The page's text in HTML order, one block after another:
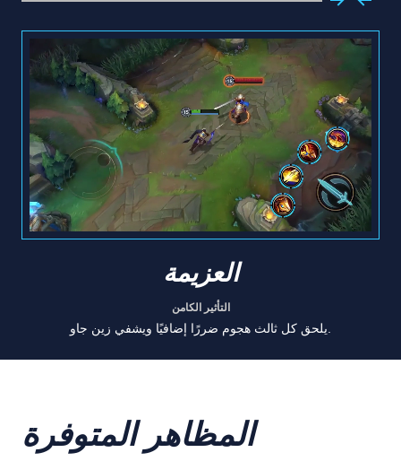
العزيمة
التأثير الكامن
المظاهر المتوفرة